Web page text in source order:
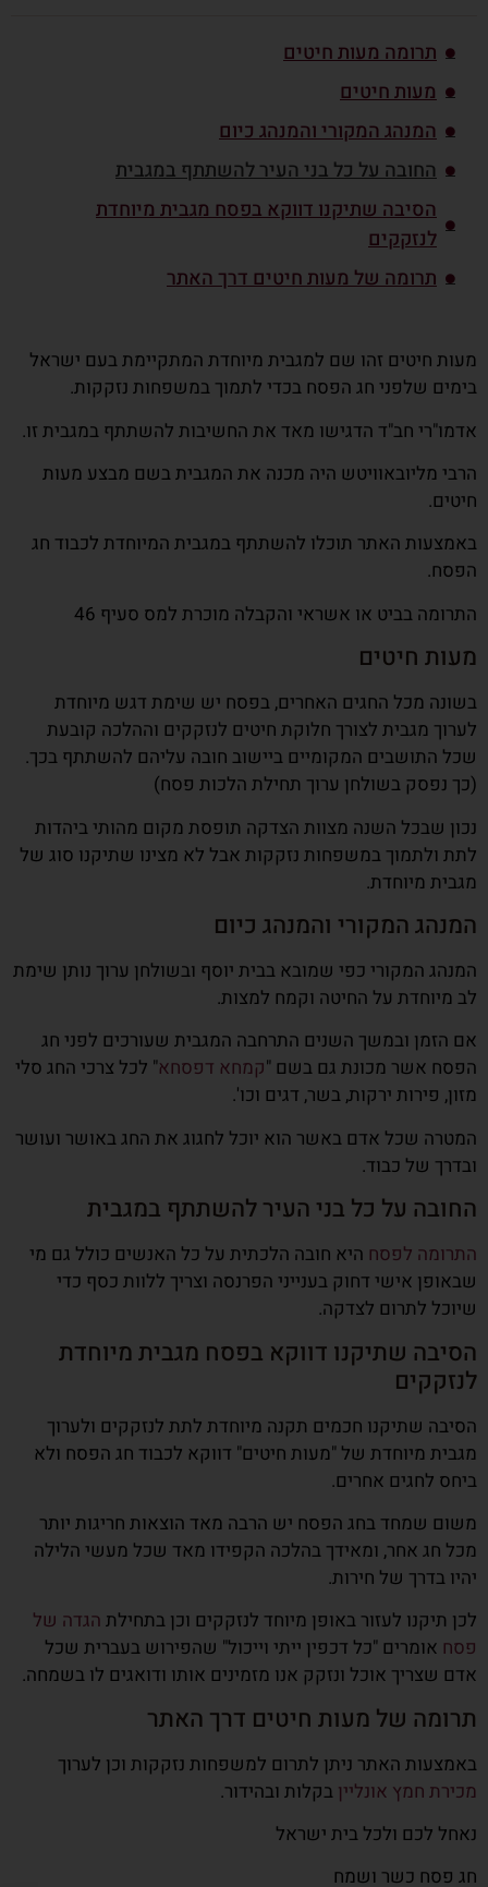
תרומה מעות חיטים
מעות חיטים
המנהג המקורי והמנהג כיום
החובה על כל בני העיר להשתתף במגבית
הסיבה שתיקנו דווקא בפסח מגבית מיוחדת
לנזקקים
תרומה של מעות חיטים דרך האתר
מעות חיטים זהו שם למגבית מיוחדת המתקיימת בעם ישראל
בימים שלפני חג הפסח בכדי לתמוך במשפחות נזקקות.
אדמו"רי חב"ד הדגישו מאד את החשיבות להשתתף במגבית זו.
הרבי מליובאוויטש היה מכנה את המגבית בשם מבצע מעות
חיטים.
באמצעות האתר תוכלו להשתתף במגבית המיוחדת לכבוד חג
הפסח.
התרומה בביט או אשראי והקבלה מוכרת למס סעיף 46
מעות חיטים
בשונה מכל החגים האחרים, בפסח יש שימת דגש מיוחדת
לערוך מגבית לצורך חלוקת חיטים לנזקקים וההלכה קובעת
שכל התושבים המקומיים ביישוב חובה עליהם להשתתף בכך.
(כך נפסק בשולחן ערוך תחילת הלכות פסח)
נכון שבכל השנה מצוות הצדקה תופסת מקום מהותי ביהדות
לתת ולתמוך במשפחות נזקקות אבל לא מצינו שתיקנו סוג של
מגבית מיוחדת.
המנהג המקורי והמנהג כיום
המנהג המקורי כפי שמובא בבית יוסף ובשולחן ערוך נותן שימת
לב מיוחדת על החיטה וקמח למצות.
אם הזמן ובמשך השנים התרחבה המגבית שעורכים לפני חג
הפסח אשר מכונת גם בשם "קמחא דפסחא" לכל צרכי החג סלי
מזון, פירות ירקות, בשר, דגים וכו'.
המטרה שכל אדם באשר הוא יוכל לחגוג את החג באושר ועושר
ובדרך של כבוד.
החובה על כל בני העיר להשתתף במגבית
התרומה לפסח היא חובה הלכתית על כל האנשים כולל גם מי
שבאופן אישי דחוק בענייני הפרנסה וצריך ללוות כסף כדי
שיוכל לתרום לצדקה.
הסיבה שתיקנו דווקא בפסח מגבית מיוחדת
לנזקקים
הסיבה שתיקנו חכמים תקנה מיוחדת לתת לנזקקים ולערוך
מגבית מיוחדת של "מעות חיטים" דווקא לכבוד חג הפסח ולא
ביחס לחגים אחרים.
משום שמחד בחג הפסח יש הרבה מאד הוצאות חריגות יותר
מכל חג אחר, ומאידך בהלכה הקפידו מאד שכל מעשי הלילה
יהיו בדרך של חירות.
לכן תיקנו לעזור באופן מיוחד לנזקקים וכן בתחילת הגדה של
פסח אומרים "כל דכפין ייתי וייכול" שהפירוש בעברית שכל
אדם שצריך אוכל ונזקק אנו מזמינים אותו ודואגים לו בשמחה.
תרומה של מעות חיטים דרך האתר
באמצעות האתר ניתן לתרום למשפחות נזקקות וכן לערוך
מכירת חמץ אונליין בקלות ובהידור.
נאחל לכם ולכל בית ישראל
חג פסח כשר ושמח